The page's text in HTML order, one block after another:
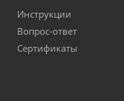
Инструкции
Вопрос-ответ
Сертификаты